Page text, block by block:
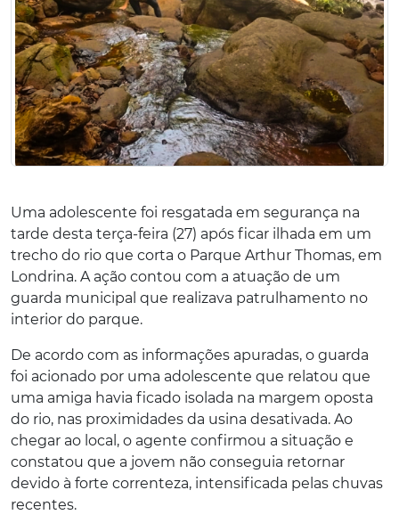
Uma adolescente foi resgatada em segurança na
tarde desta terça-feira (27) após ficar ilhada em um
trecho do rio que corta o Parque Arthur Thomas, em
Londrina. A ação contou com a atuação de um
guarda municipal que realizava patrulhamento no
interior do parque.
De acordo com as informações apuradas, o guarda
foi acionado por uma adolescente que relatou que
uma amiga havia ficado isolada na margem oposta
do rio, nas proximidades da usina desativada. Ao
chegar ao local, o agente confirmou a situação e
constatou que a jovem não conseguia retornar
devido à forte correnteza, intensificada pelas chuvas
recentes.